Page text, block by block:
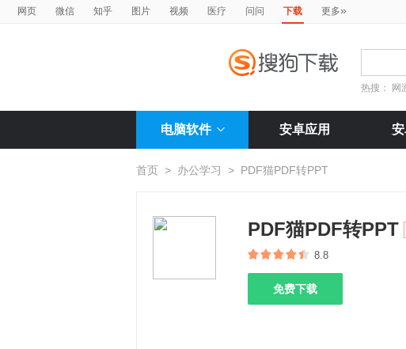
网页 微信 知乎 图片 视频 医疗 问问 下载 更多»
热搜： 网
电脑软件 安卓应用
首页 > 办公学习 > PDF猫PDF转PPT
PDF猫PDF转PPT
8.8
免费下载